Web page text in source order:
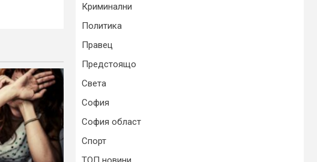
Криминални
Политика
Правец
Предстоящо
Света
София
София област
Спорт